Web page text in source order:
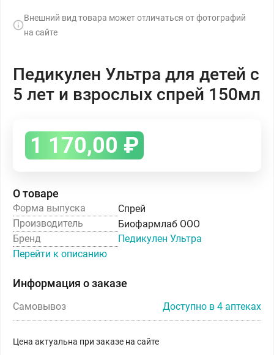
Внешний вид товара может отличаться от фотографий
на сайте
Педикулен Ультра для детей с
5 лет и взрослых спрей 150мл
1 170,00 ₽
О товаре
Форма выпуска
Спрей
Производитель
Биофармлаб ООО
Бренд
Педикулен Ультра
Перейти к описанию
Информация о заказе
Самовывоз Доступно в 4 аптеках
Цена актуальна при заказе на сайте